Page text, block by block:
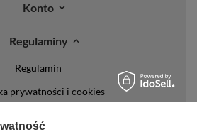
Konto
Regulaminy
Regulamin
prywatności i cookies